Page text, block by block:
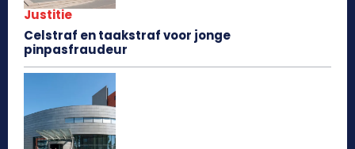
Justitie
Celstraf en taakstraf voor jonge
pinpasfraudeur